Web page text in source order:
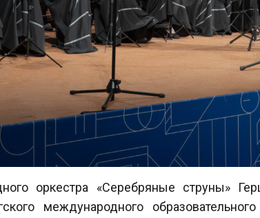
оркестра «Серебряные струны»
международного